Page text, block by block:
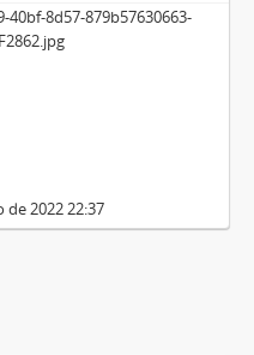
40bf-8d57-879b57630663-
de 2022 22:37